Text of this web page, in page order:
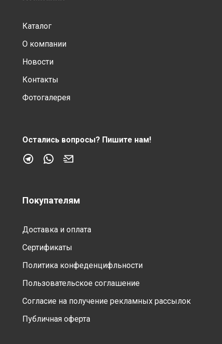
Каталог
О компании
Новости
Контакты
Фотогалерея
Остались вопросы? Пишите нам!
Покупателям
Доставка и оплата
Сертификаты
Политика конфеденцифльности
Пользовательское соглашение
Согласие на получение рекламных рассылок
Публичная оферта